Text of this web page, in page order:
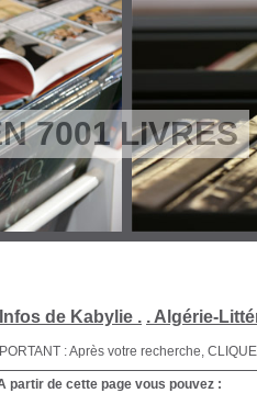
7001 LIVRES
de Kabylie . . Algérie-
: Après votre recherche,
partir de cette page vous pouvez :